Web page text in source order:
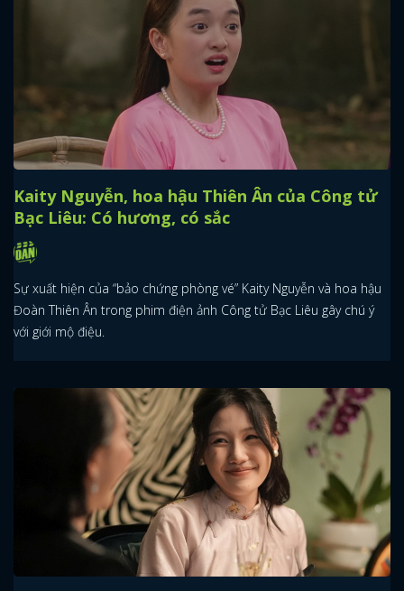
Kaity Nguyễn, hoa hậu Thiên Ân của Công tử
Bạc Liêu: Có hương, có sắc
Sự xuất hiện của “bảo chứng phòng vé” Kaity Nguyễn và hoa hậu
Đoàn Thiên Ân trong phim điện ảnh Công tử Bạc Liêu gây chú ý
với giới mộ điệu.